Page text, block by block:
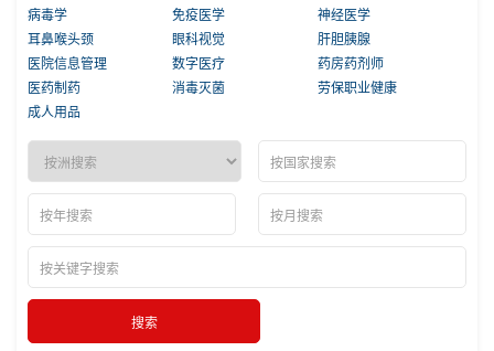
病毒学
免疫医学
神经医学
耳鼻喉头颈
眼科视觉
肝胆胰腺
医院信息管理
数字医疗
药房药剂师
医药制药
消毒灭菌
劳保职业健康
成人用品